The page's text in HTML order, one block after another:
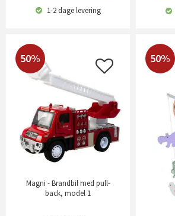
1-2 dagelevering
50%
Magni - Brandbil med pull-
back, model 1
50%